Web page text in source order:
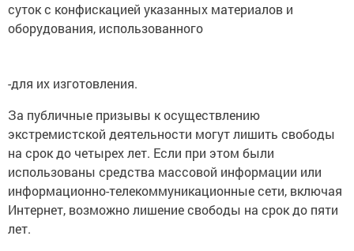
суток с конфискацией указанных материалов и
оборудования, использованного
-для их изготовления.
За публичные призывы к осуществлению
экстремистской деятельности могут лишить свободы
на срок до четырех лет. Если при этом были
использованы средства массовой информации или
информационно-телекоммуникационные сети, включая
Интернет, возможно лишение свободы на срок до пяти
лет.